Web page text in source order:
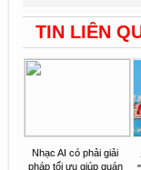
TIN LIÊN
Nhạc AI có phải giải
pháp tối ưu giúp quán